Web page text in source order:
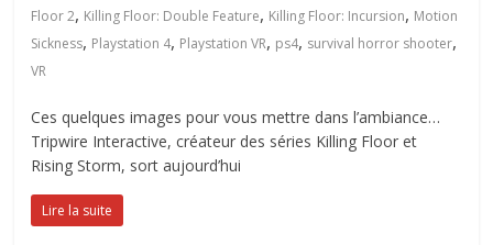
Floor 2, Killing Floor: Double Feature, Killing Floor: Incursion, Motion
Sickness, Playstation 4, Playstation VR, ps4, survival horror shooter,
VR
Ces quelques images pour vous mettre dans l’ambiance…
Tripwire Interactive, créateur des séries Killing Floor et
Rising Storm, sort aujourd’hui
Lire la suite